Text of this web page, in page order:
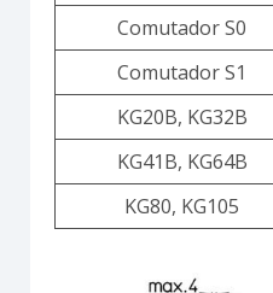
Comutador S0
Comutador S1
KG20B, KG32B
KG41B, KG64B
KG80, KG105